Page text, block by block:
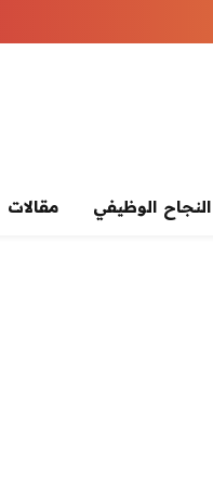
النجاح الوظيفي مقالات